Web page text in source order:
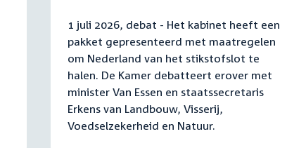
1 juli 2026, debat - Het kabinet heeft een
pakket gepresenteerd met maatregelen
om Nederland van het stikstofslot te
halen. De Kamer debatteert erover met
minister Van Essen en staatssecretaris
Erkens van Landbouw, Visserij,
Voedselzekerheid en Natuur.